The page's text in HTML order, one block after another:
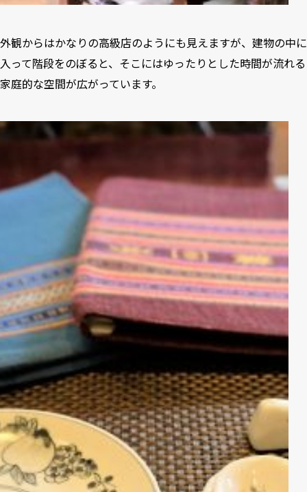
外観からはかなりの高級店のようにも見えますが、建物の中に
入って階段をのぼると、そこにはゆったりとした時間が流れる
家庭的な空間が広がっています。